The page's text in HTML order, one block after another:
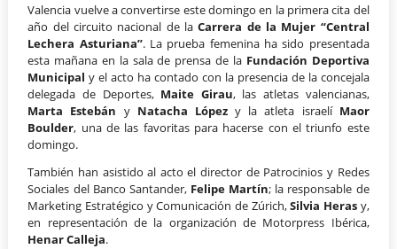
Valencia vuelve a convertirse este domingo en la primera cita del
año del circuito nacional de laCarrera de la Mujer “Central
Lechera Asturiana”. La prueba femenina ha sido presentada
esta mañana en la sala de prensa de la Fundación Deportiva
Municipal y el acto ha contado con la presencia de la concejala
delegada de Deportes, Maite Girau, las atletas valencianas,
Marta Estebán y Natacha Lópezy la atleta israelí Maor
Boulder, una de las favoritas para hacerse con el triunfo este
domingo.
También han asistido al acto el director de Patrocinios y Redes
Sociales del Banco Santander, Felipe Martín; la responsable de
Marketing Estratégico y Comunicación de Zúrich,Silvia Herasy,
en representación de la organización de Motorpress Ibérica,
Henar Calleja.